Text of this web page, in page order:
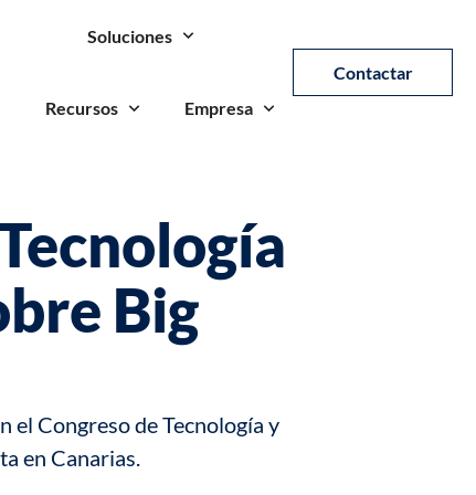
Soluciones
Recursos Empresa
Contactar
Big
el Congreso de Tecnología y
en Canarias.